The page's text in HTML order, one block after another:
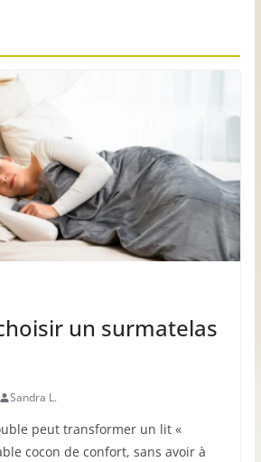
un surmatelas
Sandra L.
peut transformer un lit «
cocon de confort, sans avoir à